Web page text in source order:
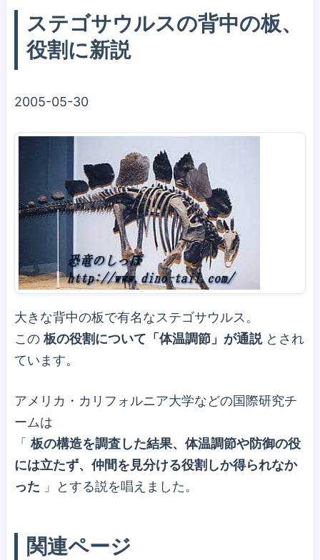
ステゴサウルスの背中の板、
役割に新説
2005-05-30
大きな背中の板で有名なステゴサウルス。
この板の役割について「体温調節」が通説とされ
ています。
アメリカ・カリフォルニア大学などの国際研究チ
ームは
「板の構造を調査した結果、体温調節や防御の役
には立たず、仲間を見分ける役割しか得られなか
った 」とする説を唱えました。
関連ページ